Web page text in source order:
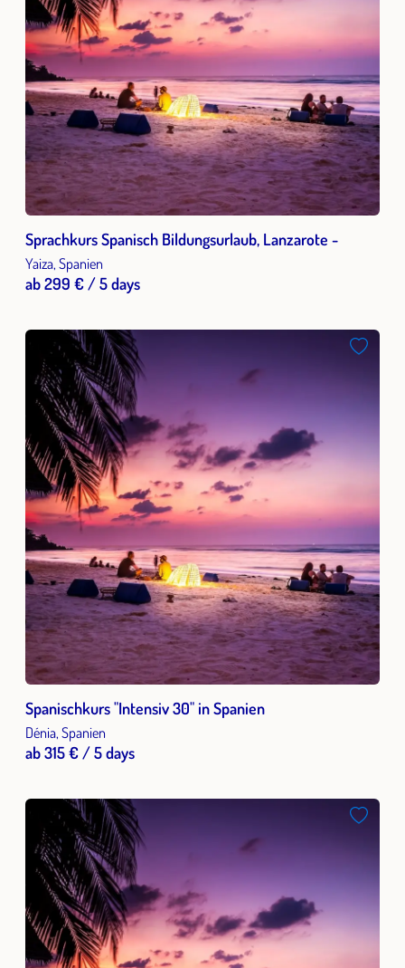
Sprachkurs Spanisch Bildungsurlaub, Lanzarote -
Yaiza, Spanien
ab 299 € / 5 days
Spanischkurs "Intensiv 30" in Spanien
Dénia, Spanien
ab 315 € / 5 days